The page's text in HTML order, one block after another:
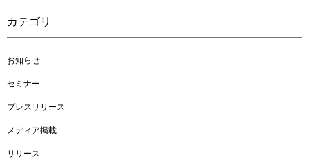
カテゴリ
お知らせ
セミナー
プレスリリース
メディア掲載
リリース